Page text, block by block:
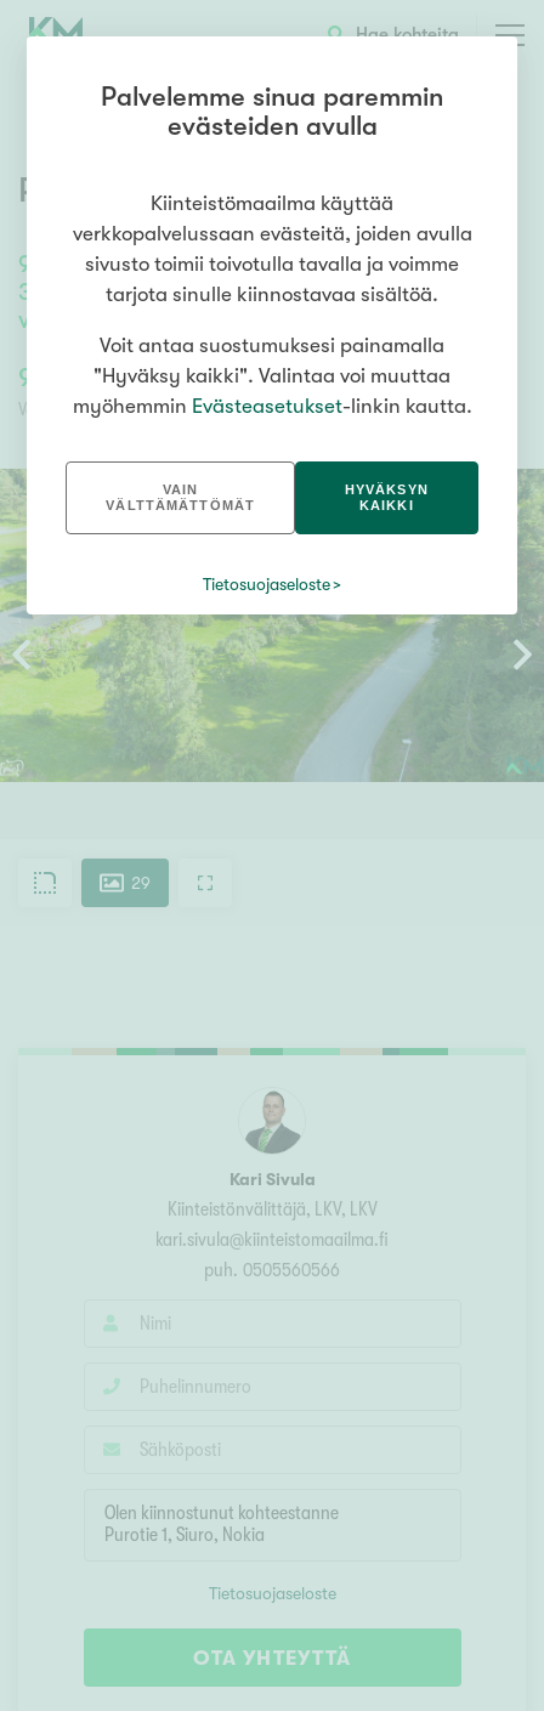
Hae kohteita
91 /141m²
3h,k,s,khh,kph,erill.wc + AT, käyttöullakko,
varastotilaa kellarissa
Purotie 1 ,Siuro,Nokia
95 000,00 €
Velaton hinta
95 000,00 €
Myyntihinta
29
Kari Sivula
Kiinteistönvälittäjä, LKV, LKV
kari.sivula@kiinteistomaailma.fi
puh. 0505560566
Tietosuojaseloste
OTA YHTEYTTÄ
Palvelemme sinua paremmin
evästeiden avulla
Kiinteistömaailma käyttää
verkkopalvelussaan evästeitä, joiden avulla
sivusto toimii toivotulla tavalla ja voimme
tarjota sinulle kiinnostavaa sisältöä.
Voit antaa suostumuksesi painamalla
"Hyväksy kaikki". Valintaa voi muuttaa
myöhemmin Evästeasetukset-linkin kautta.
VAIN
VÄLTTÄMÄTTÖMÄT
HYVÄKSYN
KAIKKI
Tietosuojaseloste